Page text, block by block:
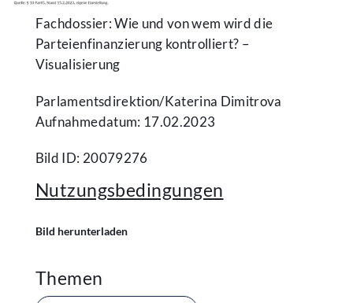
Fachdossier: Wie und von wem wird die
Parteienfinanzierung kontrolliert? –
Visualisierung
Parlamentsdirektion/​Katerina Dimitrova
Aufnahmedatum: 17.02.2023
Bild ID: 20079276
Nutzungsbedingungen
Bild herunterladen
Themen